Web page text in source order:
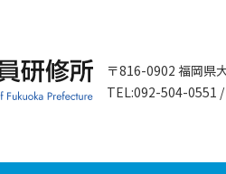
〒816-0902 福岡県
TEL:092-504-0551